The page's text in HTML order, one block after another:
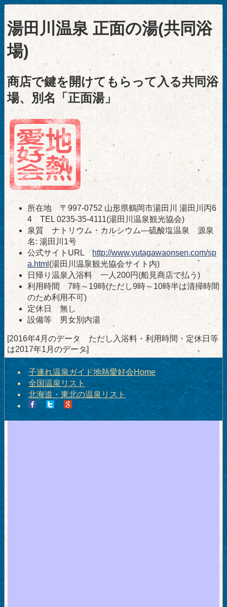
湯田川温泉 正面の湯(共同浴
場)
商店で鍵を開けてもらって入る共同浴
場、別名「正面湯」
所在地 〒997-0752 山形県鶴岡市湯田川 湯田川丙6
4 TEL 0235-35-4111(湯田川温泉観光協会)
泉質 ナトリウム・カルシウム―硫酸塩温泉 源泉
名: 湯田川1号
公式サイトURL http://www.yutagawaonsen.com/sp
a.html (湯田川温泉観光協会サイト内)
日帰り温泉入浴料 一人200円(船見商店で払う)
利用時間 7時～19時(ただし9時～10時半は清掃時間
のため利用不可)
定休日 無し
設備等 男女別内湯
[2016年4月のデータ ただし入浴料・利用時間・定休日等
は2017年1月のデータ]
子連れ温泉ガイド地熱愛好会Home
全国温泉リスト
北海道・東北の温泉リスト